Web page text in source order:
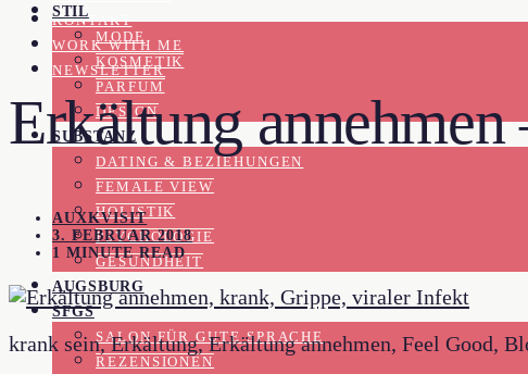
KONTAKT
WORK WITH ME
NEWSLETTER
STIL
MODE
KOSMETIK
PARFUM
DESIGN
SUBSTANZ
DATING & BEZIEHUNGEN
FEMALE VIEW
HOLISTIK
PSYCHOLOGIE
GESUNDHEIT
AUGSBURG
SFGS
SALON FÜR GUTE SPRACHE
REZENSIONEN
Erkältung
AUXKVISIT
3. FEBRUAR 2018
1 MINUTE READ
krank sein, Erkältung, Erkältung annehmen, Feel Good,